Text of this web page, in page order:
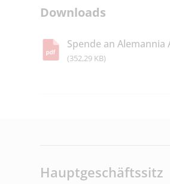
Downloads
Spende an Alemannia
(352,29 KB)
Hauptgeschäftssitz